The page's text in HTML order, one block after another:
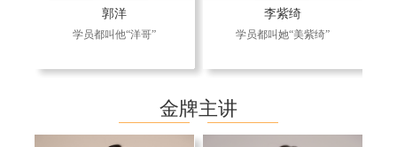
郭洋
学员都叫他“洋哥”
李紫绮
学员都叫她“美紫绮”
金牌主讲